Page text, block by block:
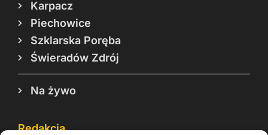
Karpacz
Piechowice
Szklarska Poręba
Świeradów Zdrój
Na żywo
Redakcja